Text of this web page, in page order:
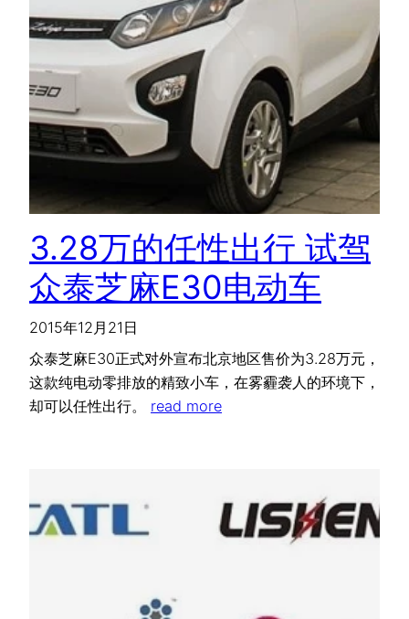
3.28万的任性出行 试驾
众泰芝麻E30电动车
2015年12月21日
众泰芝麻E30正式对外宣布北京地区售价为3.28万元，
这款纯电动零排放的精致小车，在雾霾袭人的环境下，
却可以任性出行。 read more